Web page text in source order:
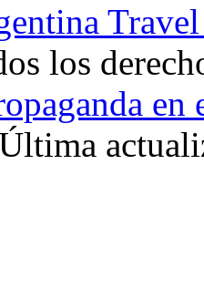
los
en